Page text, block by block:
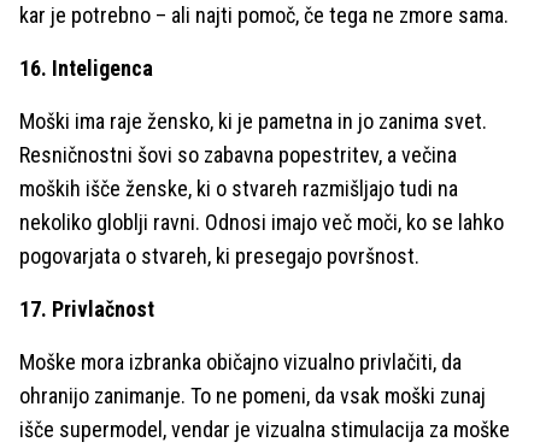
kar je potrebno – ali najti pomoč, če tega ne zmore sama.
16. Inteligenca
Moški ima raje žensko, ki je pametna in jo zanima svet.
Resničnostni šovi so zabavna popestritev, a večina
moških išče ženske, ki o stvareh razmišljajo tudi na
nekoliko globlji ravni. Odnosi imajo več moči, ko se lahko
pogovarjata o stvareh, ki presegajo površnost.
17. Privlačnost
Moške mora izbranka običajno vizualno privlačiti, da
ohranijo zanimanje. To ne pomeni, da vsak moški zunaj
išče supermodel, vendar je vizualna stimulacija za moške